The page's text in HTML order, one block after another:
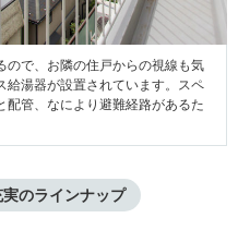
ので、お隣の住戸からの視線も気
給湯器が設置されています。スペ
配管、なにより避難経路があるた
のラインナップ